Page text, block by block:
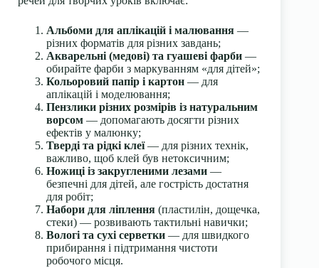
Альбоми для аплікацій і малювання —
різних форматів для різних завдань;
Акварельні (медові) та гуашеві фарби —
обирайте фарби з маркуванням «для дітей»;
Кольоровий папір і картон — для
аплікацій і моделювання;
Пензлики різних розмірів із натуральним
ворсом — допомагають досягти різних
ефектів у малюнку;
Тверді та рідкі клеї— для різних технік,
важливо, щоб клей був нетоксичним;
Ножиці із закругленими лезами —
безпечні для дітей, але гострість достатня
для робіт;
Набори для ліплення (пластилін, дощечка,
стеки) — розвивають тактильні навички;
Вологі та сухі серветки — для швидкого
прибирання і підтримання чистоти
робочого місця.